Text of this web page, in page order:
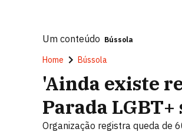
Um conteúdo Bússola
Home Bússola
'Ainda existe
Parada
Organização registra queda de